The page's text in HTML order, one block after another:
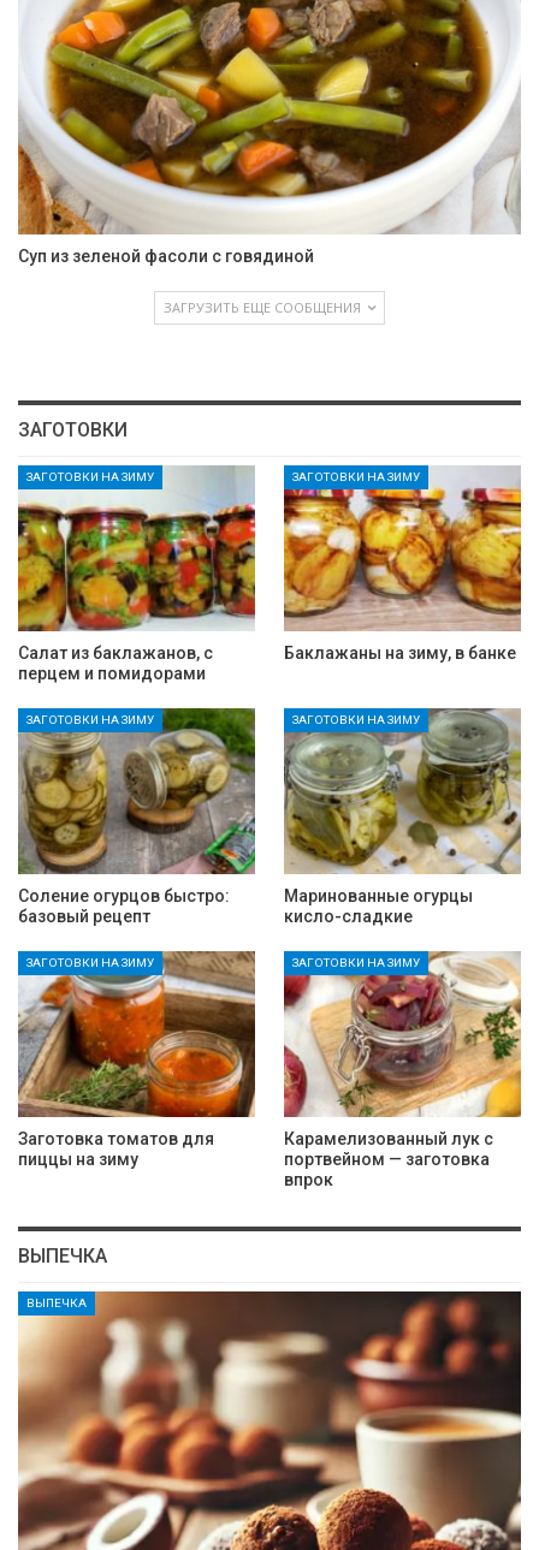
Суп из зеленой фасоли с говядиной
ЗАГРУЗИТЬ ЕЩЕ СООБЩЕНИЯ
ЗАГОТОВКИ
ЗАГОТОВКИ НА ЗИМУ
Салат из баклажанов, с
перцем и помидорами
ЗАГОТОВКИ НА ЗИМУ
Баклажаны на зиму, в банке
ЗАГОТОВКИ НА ЗИМУ
Соление огурцов быстро:
базовый рецепт
ЗАГОТОВКИ НА ЗИМУ
Маринованные огурцы
кисло-сладкие
ЗАГОТОВКИ НА ЗИМУ
Заготовка томатов для
пиццы на зиму
ЗАГОТОВКИ НА ЗИМУ
Карамелизованный лук с
портвейном — заготовка
впрок
ВЫПЕЧКА
ВЫПЕЧКА